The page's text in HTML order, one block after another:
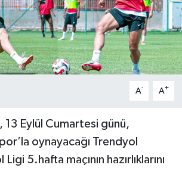
A- A+
13 Eylül Cumartesi günü,
oynayacağı Trendyol
5.hafta maçının hazırlıklarını